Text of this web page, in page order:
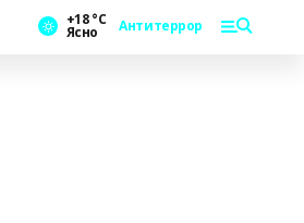
+18 °С
Ясно Антитеррор